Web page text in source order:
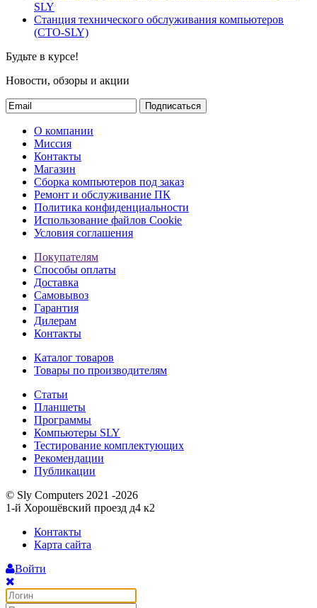
SLY
Станция технического обслуживания компьютеров
(СТО-SLY)
Будьте в курсе!
Новости, обзоры и акции
Подписаться
О компании
Миссия
Контакты
Магазин
Сборка компьютеров под заказ
Ремонт и обслуживание ПК
Политика конфиденциальности
Использование файлов Cookie
Условия соглашения
Покупателям
Способы оплаты
Доставка
Самовывоз
Гарантия
Дилерам
Контакты
Каталог товаров
Товары по производителям
Статьи
Планшеты
Программы
Компьютеры SLY
Тестирование комплектующих
Рекомендации
Публикации
© Sly Computers 2021 -2026
1-й Хорошёвский проезд д4 к2
Контакты
Карта сайта
Войти